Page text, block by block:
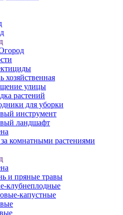
хозяйственная
улицы
растений
для уборки
инструмент
ландшафт
комнатными растениями
и пряные травы
клубнеплодные
капустные